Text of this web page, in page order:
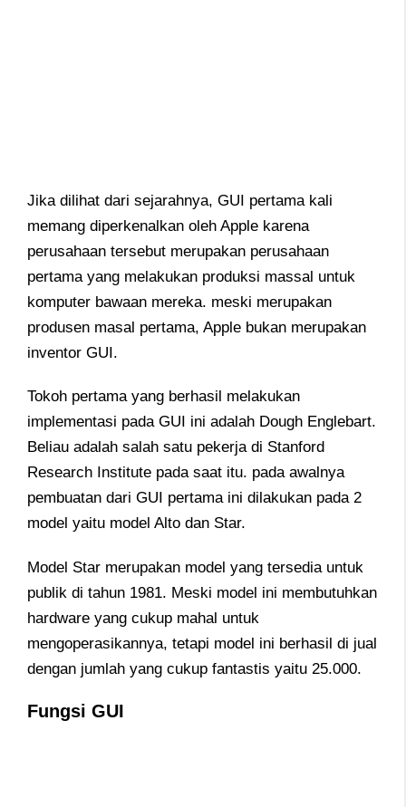
Jika dilihat dari sejarahnya, GUI pertama kali
memang diperkenalkan oleh Apple karena
perusahaan tersebut merupakan perusahaan
pertama yang melakukan produksi massal untuk
komputer bawaan mereka. meski merupakan
produsen masal pertama, Apple bukan merupakan
inventor GUI.
Tokoh pertama yang berhasil melakukan
implementasi pada GUI ini adalah Dough Englebart.
Beliau adalah salah satu pekerja di Stanford
Research Institute pada saat itu. pada awalnya
pembuatan dari GUI pertama ini dilakukan pada 2
model yaitu model Alto dan Star.
Model Star merupakan model yang tersedia untuk
publik di tahun 1981. Meski model ini membutuhkan
hardware yang cukup mahal untuk
mengoperasikannya, tetapi model ini berhasil di jual
dengan jumlah yang cukup fantastis yaitu 25.000.
Fungsi GUI